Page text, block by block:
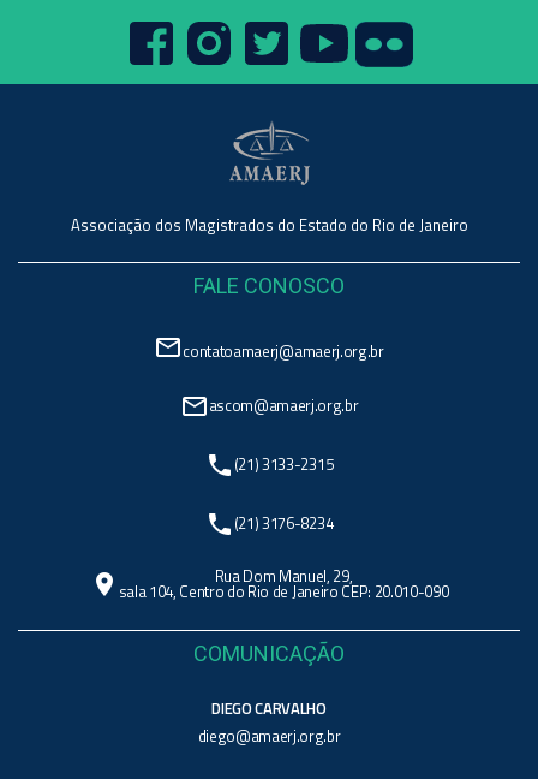
Associação dos Magistrados do Estado do Rio de Janeiro
FALE CONOSCO
mail_outlinecontatoamaerj@amaerj.org.br
mail_outlineascom@amaerj.org.br
phone (21) 3133-2315
phone (21) 3176-8234
location_on Rua Dom Manuel, 29,
sala 104, Centro do Rio de Janeiro CEP: 20.010-090
COMUNICAÇÃO
DIEGO CARVALHO
diego@amaerj.org.br